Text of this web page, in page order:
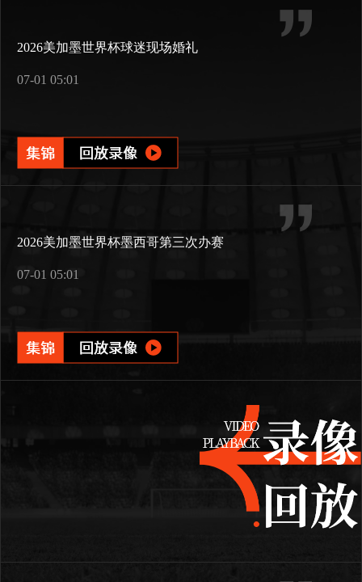
2026美加墨世界杯球迷现场婚礼
07-01 05:01
2026美加墨世界杯墨西哥第三次办赛
07-01 05:01